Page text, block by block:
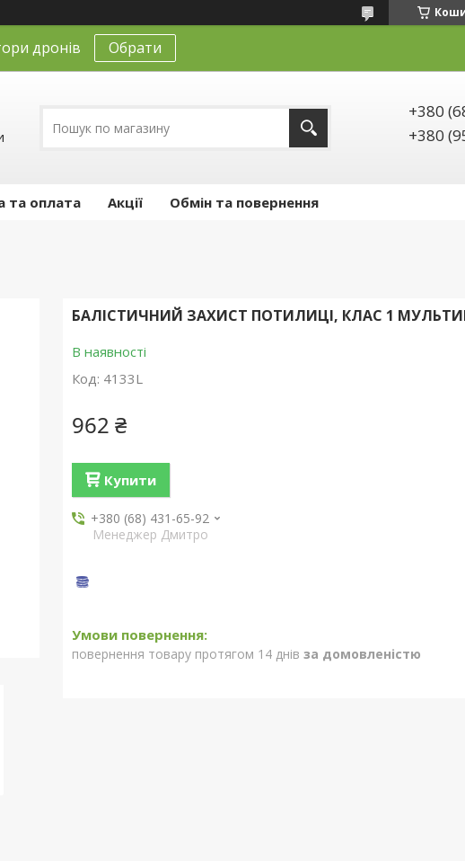
дронів Обрати
+380
+380
та оплата Акції Обмін та повернення
БАЛІСТИЧНИЙ ЗАХИСТ ПОТИЛИЦІ, КЛАС 1
В наявності
Код: 4133L
962 ₴
Купити
+380 (68) 431-65-92
Менеджер Дмитро
повернення товару протягом 14 днів за домовленістю